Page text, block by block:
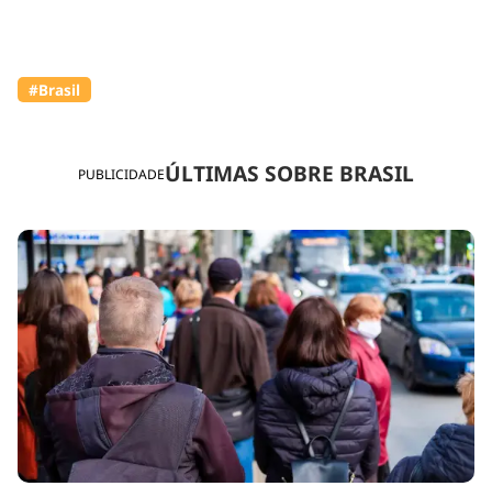
PUBLICIDADEÚLTIMAS SOBRE BRASIL
#Brasil